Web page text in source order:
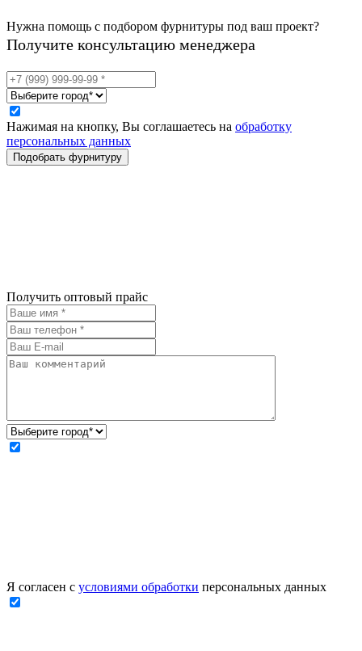
Нужна помощь с подбором фурнитуры под ваш проект?
Получите консультацию менеджера
Нажимая на кнопку, Вы соглашаетесь на обработку
персональных данных
Получить оптовый прайс
Я согласен с условиями обработки персональных данных